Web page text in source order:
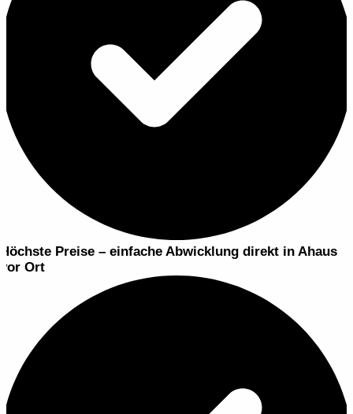
Höchste Preise – einfache Abwicklung direkt in Ahaus
vor Ort